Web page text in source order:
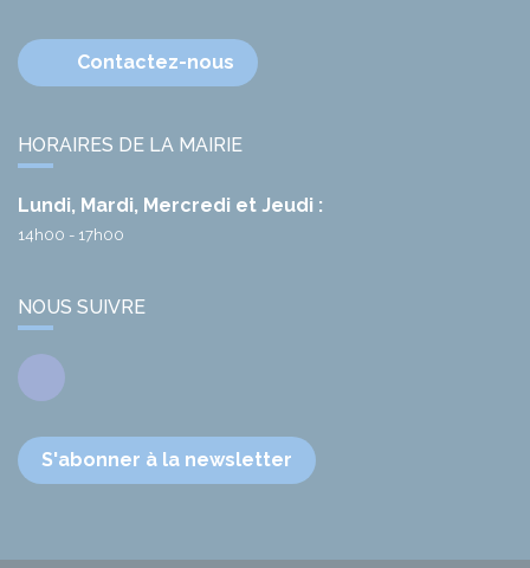
Contactez-nous
HORAIRES DE LA MAIRIE
Lundi, Mardi, Mercredi et Jeudi :
14h00 - 17h00
NOUS SUIVRE
Facebook
S'abonner à la newsletter